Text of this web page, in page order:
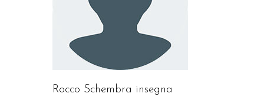
Rocco Schembra insegna